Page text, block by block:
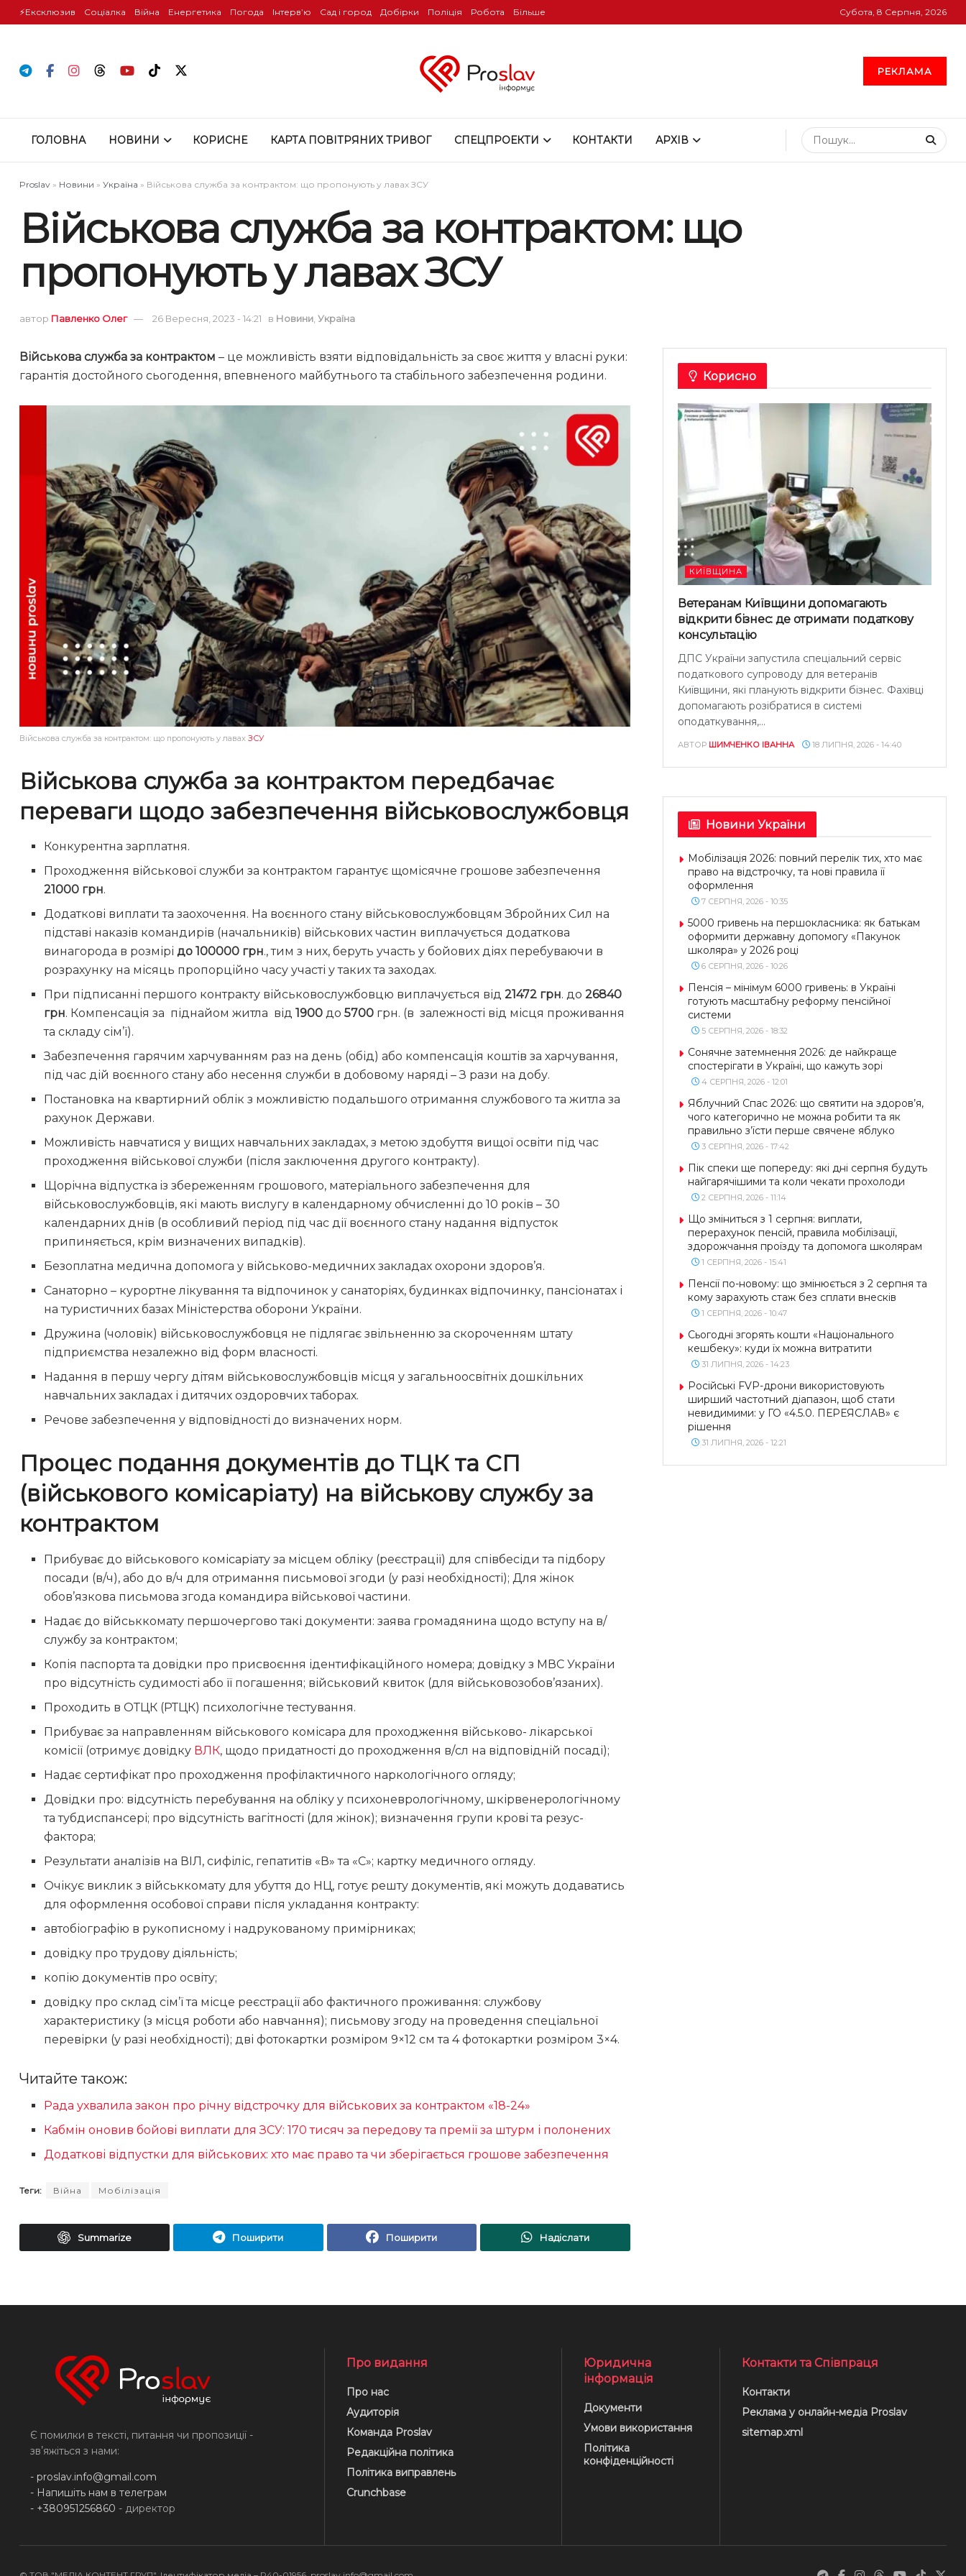
⚡️Ексклюзив Соціалка Війна Енергетика Погода Інтервʼю Сад і город Добірки Поліція Робота Більше Субота, 8 Серпня, 2026
РЕКЛАМА
ГОЛОВНА НОВИНИ КОРИСНЕ КАРТА ПОВІТРЯНИХ ТРИВОГ СПЕЦПРОЕКТИ КОНТАКТИ АРХІВ
Proslav » Новини » Україна » Військова служба за контрактом: що пропонують у лавах ЗСУ
Військова служба за контрактом: що
пропонують у лавах ЗСУ
автор Павленко Олег 26 Вересня, 2023 - 14:21 в Новини, Україна
Військова служба за контрактом – це можливість взяти відповідальність за своє життя у власні руки:
гарантія достойного сьогодення, впевненого майбутнього та стабільного забезпечення родини.
Військова служба за контрактом: що пропонують у лавах ЗСУ
Військова служба за контрактом передбачає
переваги щодо забезпечення військовослужбовця
Конкурентна зарплатня.
Проходження військової служби за контрактом гарантує щомісячне грошове забезпечення
21000 грн.
Додаткові виплати та заохочення. На воєнного стану військовослужбовцям Збройних Сил на
підставі наказів командирів (начальників) військових частин виплачується додаткова
винагорода в розмірідо 100000 грн., тим з них, беруть участь у бойових діях перебуваючи в
розрахунку на місяць пропорційно часу участі у таких та заходах.
При підписанні першого контракту військовослужбовцю виплачується від21472 грн. до26840
грн. Компенсація за піднайом житла від1900 до5700 грн. (в залежності від місця проживання
та складу сім’ї).
Забезпечення гарячим харчуванням раз на день (обід) або компенсація коштів за харчування,
під час дій воєнного стану або несення служби в добовому наряді – З рази на добу.
Постановка на квартирний облік з можливістю подальшого отримання службового та житла за
рахунок Держави.
Можливість навчатися у вищих навчальних закладах, з метою здобуття вищої освіти під час
проходження військової служби (після заключення другого контракту).
Щорічна відпустка iз збереженням грошового, матеріального забезпечення для
військовослужбовців, які мають вислугу в календарному обчисленні до 10 років – 30
календарних днів (в особливий період під час дії воєнного стану надання відпусток
припиняється, крім визначених випадків).
Безоплатна медична допомога у військово-медичних закладах охорони здоров’я.
Санаторно – курортне лікування та відпочинок у санаторіях, будинках відпочинку, пансіонатах і
на туристичних базах Міністерства оборони України.
Дружина (чоловік) військовослужбовця не підлягає звільненню за скороченням штату
підприємства незалежно від форм власності.
Надання в першу чергу дітям військовослужбовців місця у загальноосвітніх дошкільних
навчальних закладах і дитячих оздоровчих таборах.
Речове забезпечення у відповідності до визначених норм.
Процес подання документів до ТЦК та СП
(військового комісаріату) на військову службу за
контрактом
Прибуває до військового комісаріату за місцем обліку (реєстрації) для співбесіди та підбору
посади (в/ч), або до в/ч для отримання письмової згоди (у разі необхідності); Для жінок
обов’язкова письмова згода командира військової частини.
Надає до військкомату першочергово такі документи: заява громадянина щодо вступу на в/
службу за контрактом;
Копія паспорта та довідки про присвоєння ідентифікаційного номера; довідку з МВС України
про відсутність судимості або її погашення; військовий квиток (для військовозобов’язаних).
Проходить в ОТЦК (РТЦК) психологічне тестування.
Прибуває за направленням військового комісара для проходження військово- лікарської
комісії (отримує довідку ВЛК, щодо придатності до проходження в/сл на відповідній посаді);
Надає сертифікат про проходження профілактичного наркологічного огляду;
Довідки про: відсутність перебування на обліку у психоневрологічному, шкірвенерологічному
та тубдиспансері; про відсутність вагітності (для жінок); визначення групи крові та резус-
фактора;
Результати аналізів на ВІЛ, сифіліс, гепатитів «В» та «С»; картку медичного огляду.
Очікує виклик з військкомату для убуття до НЦ, готує решту документів, які можуть додаватись
для оформлення особової справи після укладання контракту:
автобіографію в рукописному і надрукованому примірниках;
довідку про трудову діяльність;
копію документів про освіту;
довідку про склад сім’ї та місце реєстрації або фактичного проживання: службову
характеристику (з місця роботи або навчання); письмову згоду на проведення спеціальної
перевірки (у разі необхідності); дві фотокартки розміром 9×12 см та 4 фотокартки розміром 3×4.
Читайте також:
Рада ухвалила закон про річну відстрочку для військових за контрактом «18-24»
Кабмін оновив бойові виплати для ЗСУ: 170 тисяч за передову та премії за штурм і полонених
Додаткові відпустки для військових: хто має право та чи зберігається грошове забезпечення
Теги: Війна Мобілізація
Summarize Поширити Поширити Надіслати
Корисно
КИЇВЩИНА
Ветеранам Київщини допомагають
відкрити бізнес: де отримати податкову
консультацію
ДПС України запустила спеціальний сервіс
податкового супроводу для ветеранів
Київщини, які планують відкрити бізнес. Фахівці
допомагають розібратися в системі
оподаткування,...
АВТОР ШИМЧЕНКО ІВАННА 18 ЛИПНЯ, 2026 - 14:40
Новини України
Мобілізація 2026: повний перелік тих, хто має
право на відстрочку, та нові правила її
оформлення
7 СЕРПНЯ, 2026 - 10:35
5000 гривень на першокласника: як батькам
оформити державну допомогу «Пакунок
школяра» у 2026 році
6 СЕРПНЯ, 2026 - 10:26
Пенсія – мінімум 6000 гривень: в Україні
готують масштабну реформу пенсійної
системи
5 СЕРПНЯ, 2026 - 18:32
Сонячне затемнення 2026: де найкраще
спостерігати в Україні, що кажуть зорі
4 СЕРПНЯ, 2026 - 12:01
Яблучний Спас 2026: що святити на здоров’я,
чого категорично не можна робити та як
правильно з’їсти перше свячене яблуко
3 СЕРПНЯ, 2026 - 17:42
Пік спеки ще попереду: які дні серпня будуть
найгарячішими та коли чекати прохолоди
2 СЕРПНЯ, 2026 - 11:14
Що зміниться з 1 серпня: виплати,
перерахунок пенсій, правила мобілізації,
здорожчання проїзду та допомога школярам
1 СЕРПНЯ, 2026 - 15:41
Пенсії по-новому: що змінюється з 2 серпня та
кому зарахують стаж без сплати внесків
1 СЕРПНЯ, 2026 - 10:47
Сьогодні згорять кошти «Національного
кешбеку»: куди їх можна витратити
31 ЛИПНЯ, 2026 - 14:23
Російські FVP-дрони використовують
ширший частотний діапазон, щоб стати
невидимими: у ГО «4.5.0. ПЕРЕЯСЛАВ» є
рішення
31 ЛИПНЯ, 2026 - 12:21
Є помилки в тексті, питання чи пропозиції -
звʼяжіться з нами:
- proslav.info@gmail.com
- Напишіть нам в телеграм
- +380951256860 - директор
Про видання
Про нас
Аудиторія
Команда Proslav
Редакційна політика
Політика виправлень
Crunchbase
Юридична
інформація
Документи
Умови використання
Політика
конфіденційності
Контакти та Співпраця
Контакти
Реклама у онлайн-медіа Proslav
sitemap.xml